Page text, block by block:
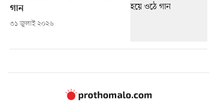
গান
৩১ জুলাই ২০২৬